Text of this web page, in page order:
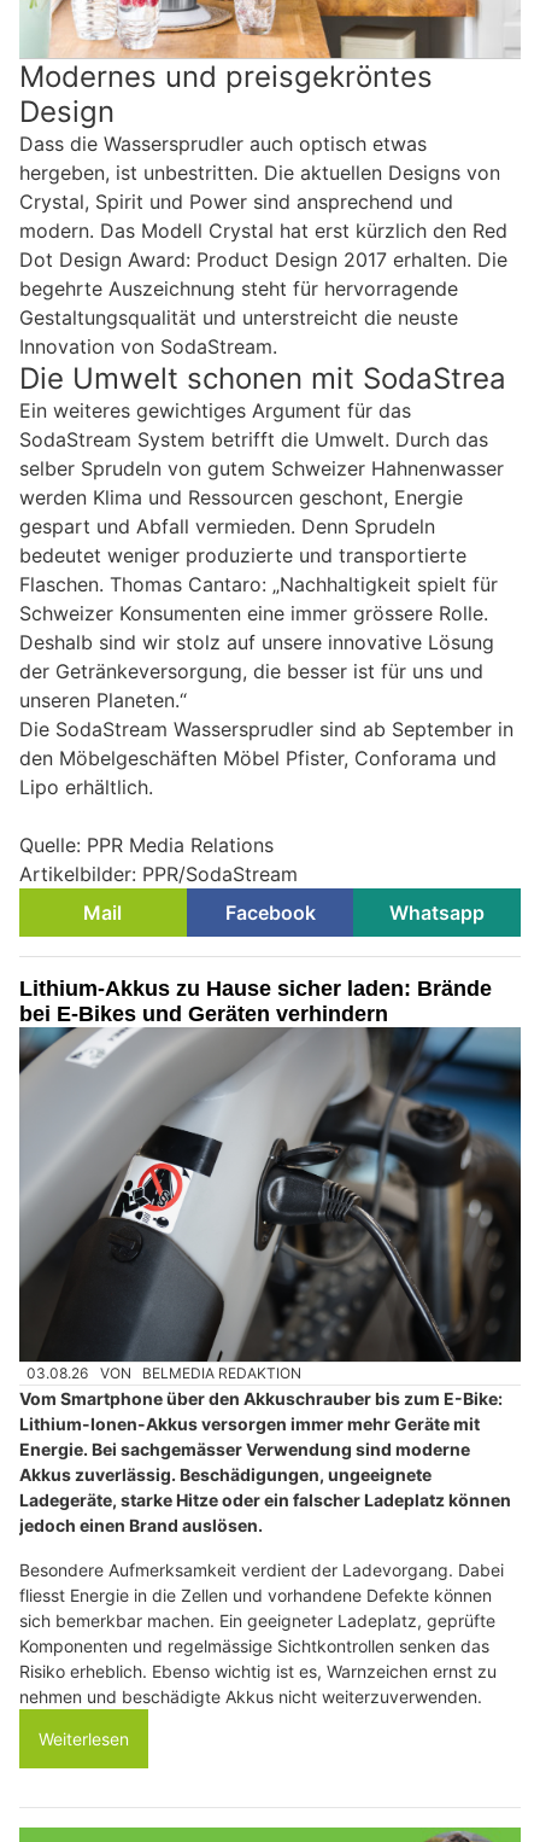
Modernes und preisgekröntes
Design
Dass die Wassersprudler auch optisch etwas
hergeben, ist unbestritten. Die aktuellen Designs von
Crystal, Spirit und Power sind ansprechend und
modern. Das Modell Crystal hat erst kürzlich den Red
Dot Design Award: Product Design 2017 erhalten. Die
begehrte Auszeichnung steht für hervorragende
Gestaltungsqualität und unterstreicht die neuste
Innovation von SodaStream.
Die Umwelt schonen mit SodaStrea
Ein weiteres gewichtiges Argument für das
SodaStream System betrifft die Umwelt. Durch das
selber Sprudeln von gutem Schweizer Hahnenwasser
werden Klima und Ressourcen geschont, Energie
gespart und Abfall vermieden. Denn Sprudeln
bedeutet weniger produzierte und transportierte
Flaschen. Thomas Cantaro: „Nachhaltigkeit spielt für
Schweizer Konsumenten eine immer grössere Rolle.
Deshalb sind wir stolz auf unsere innovative Lösung
der Getränkeversorgung, die besser ist für uns und
unseren Planeten.“
Die SodaStream Wassersprudler sind ab September in
den Möbelgeschäften Möbel Pfister, Conforama und
Lipo erhältlich.
Quelle: PPR Media Relations
Artikelbilder: PPR/SodaStream
Mail
Facebook Whatsapp
Lithium-Akkus zu Hause sicher laden: Brände
bei E-Bikes und Geräten verhindern
03.08.26 VON BELMEDIA REDAKTION
Vom Smartphone über den Akkuschrauber bis zum E-Bike:
Lithium-Ionen-Akkus versorgen immer mehr Geräte mit
Energie. Bei sachgemässer Verwendung sind moderne
Akkus zuverlässig. Beschädigungen, ungeeignete
Ladegeräte, starke Hitze oder ein falscher Ladeplatz können
jedoch einen Brand auslösen.
Besondere Aufmerksamkeit verdient der Ladevorgang. Dabei
fliesst Energie in die Zellen und vorhandene Defekte können
sich bemerkbar machen. Ein geeigneter Ladeplatz, geprüfte
Komponenten und regelmässige Sichtkontrollen senken das
Risiko erheblich. Ebenso wichtig ist es, Warnzeichen ernst zu
nehmen und beschädigte Akkus nicht weiterzuverwenden.
Weiterlesen